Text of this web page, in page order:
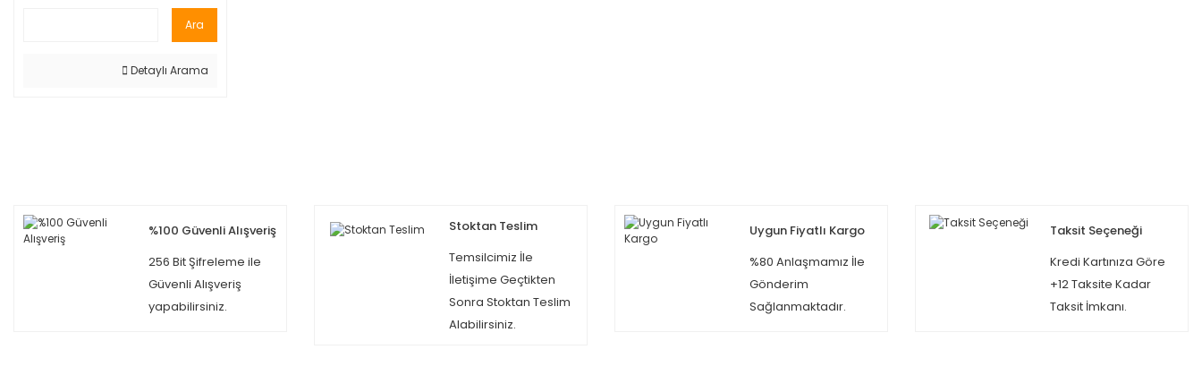
Ara
Detaylı Arama
%100 Güvenli Alışveriş
256 Bit Şifreleme ile
Güvenli Alışveriş
yapabilirsiniz.
Stoktan Teslim
Temsilcimiz İle
İletişime Geçtikten
Sonra Stoktan Teslim
Alabilirsiniz.
Uygun Fiyatlı Kargo
%80 Anlaşmamız İle
Gönderim
Sağlanmaktadır.
Taksit Seçeneği
Kredi Kartınıza Göre
+12 Taksite Kadar
Taksit İmkanı.